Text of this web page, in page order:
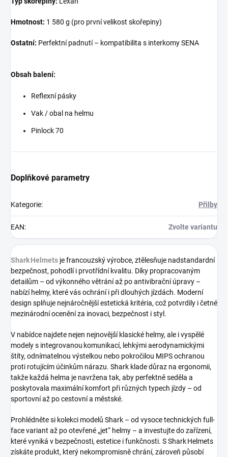
Hmotnost: 1 580 g (pro první velikost skořepiny)
Ostatní: Perfektní padnutí – kompatibilita s interkomy SENA
Obsah balení:
Reflexní pásky
Vak / obal na helmu
Pinlock 70
Doplňkové parametry
Kategorie: Přilby
EAN: Zvolte variantu
Shark Helmets je francouzský výrobce, ztělesňuje nadstandardní
bezpečnost, pohodlí i prvotřídní kvalitu. Díky propracovaným
detailům – od výkonného větrání až po antivibrační úpravy –
nabízí helmy, které vás ochrání i při dlouhých jízdách. Moderní
design splňuje nejnáročnější estetická kritéria, což potvrdily i četné
mezinárodní ocenění za inovaci, bezpečnost i styl.
V nabídce najdete nejen nejnovější klasické helmy, ale i vyspělé
modely s integrovanou komunikací, lehkými aerodynamickými
štíty, odnímatelnou výstelkou nebo pokročilou MIPS ochranou
proti rotujícím účinkům nárazu. Shark klade důraz na ergonomii,
takže každá helma je navržena tak, aby perfektně seděla a
poskytovala maximální komfort při různých typech jízdy – od
sportovní až po cestovní a městské.
Prohlédněte si kolekci modelů Shark – od vysoce technických full-
face variant až po otevřené „jet“ helmy – a investujte do zařízení,
které vyniká v bezpečnosti, estetice i funkčnosti. S Shark Helmets
získáte produkt, který nekompromisně chrání, zároveň působí